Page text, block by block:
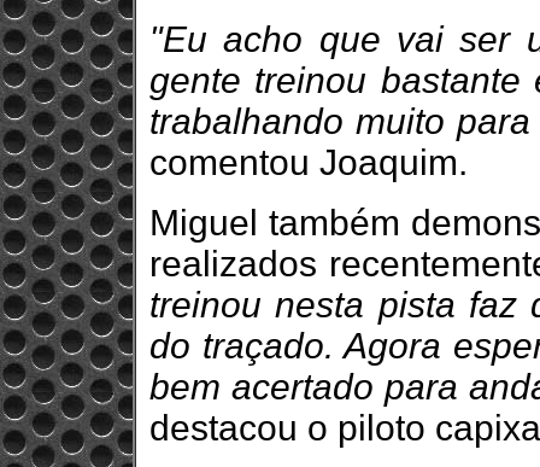
"Eu acho que vai ser
gente treinou
trabalhando muito
comentou Joaquim.
Miguel também
realizados
treinou nesta pista faz
do traçado. Agora
bem acertado para
destacou o piloto